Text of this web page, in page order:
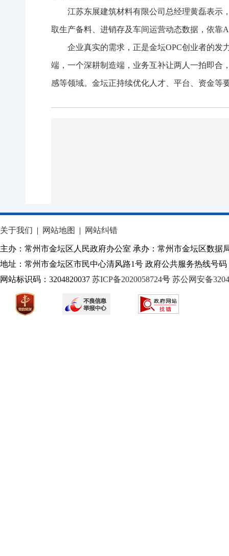
江苏东展建筑材料有限公司总经理黄磊表示
取生产备料、进销存及车间运营动态数据，依靠
企业真实的需求，正是金坛OPC创业者的发
端，一个深耕制造端，业务互补让两人一拍即合
感等领域。金坛正持续优化人才、平台、资金等
关于我们 | 网站地图 | 网站纠错
主办：常州市金坛区人民政府办公室 承办：常州市金坛区数据
地址：常州市金坛区市民中心清风路1号 政府公共服务热线号码
网站标识码：3204820037 苏ICP备2020058724号 苏公网安备